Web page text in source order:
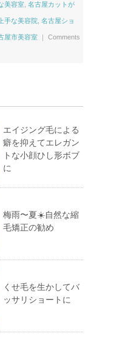
美容室 名古屋カットが
手な美容院 名古屋ショ
屋市美容室 Comments
エイジング毛による
癖を抑えてエレガン
トな小顔ひし形ボブ
に
梅雨〜夏☀️自然な縮
毛矯正の勧め
くせ毛を生かしてバ
ッサリショートに